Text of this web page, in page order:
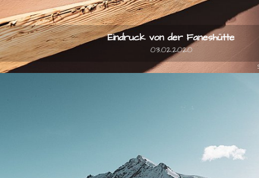
Eindruck von der Faneshütte
03.02.2020